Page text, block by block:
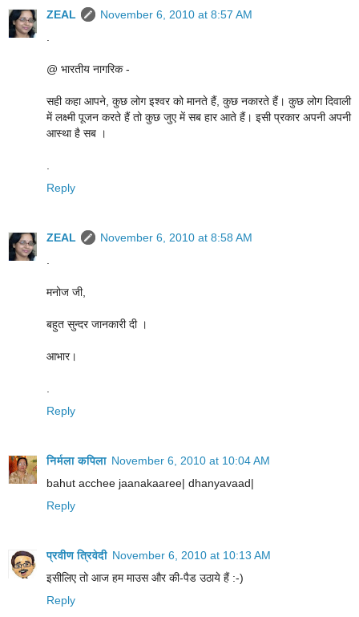
ZEAL
November 6, 2010 at 8:57 AM
@ भारतीय नागरिक -
सही कहा आपने, कुछ लोग इश्वर को मानते हैं, कुछ नकारते हैं। कुछ लोग दिवाली
में लक्ष्मी पूजन करते हैं तो कुछ जुए में सब हार आते हैं। इसी प्रकार अपनी अपनी
आस्था है सब ।
Reply
ZEAL
November 6, 2010 at 8:58 AM
मनोज जी,
बहुत सुन्दर जानकारी दी ।
आभार।
Reply
निर्मला कपिला November 6, 2010 at 10:04 AM
bahut acchee jaanakaaree| dhanyavaad|
Reply
प्रवीण त्रिवेदी November 6, 2010 at 10:13 AM
इसीलिए तो आज हम माउस और की-पैड उठाये हैं :-)
Reply